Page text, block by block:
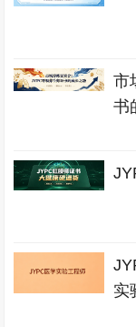
市
书
实